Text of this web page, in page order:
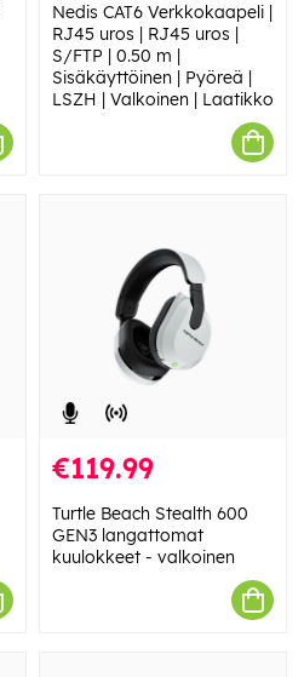
Nedis CAT6 Verkkokaapeli |
RJ45 uros | RJ45 uros |
S/FTP | 0.50 m |
Sisäkäyttöinen | Pyöreä |
LSZH | Valkoinen | Laatikko
€119.99
Turtle Beach Stealth 600
GEN3 langattomat
kuulokkeet - valkoinen